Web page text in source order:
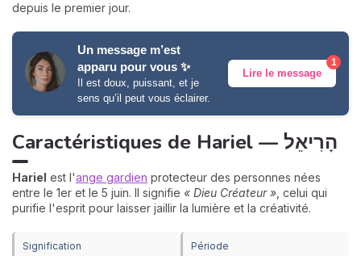
depuis le premier jour.
Un message m’est
apparu pour vous ✨
Il est doux, puissant, et je
sens qu’il peut vous éclairer.
Lire le message
1
Caractéristiques de Hariel — הָרִיאֵל
Hariel est l'ange gardien protecteur des personnes nées
entre le 1er et le 5 juin. Il signifie « Dieu Créateur » , celui qui
purifie l'esprit pour laisser jaillir la lumière et la créativité.
Signification Période